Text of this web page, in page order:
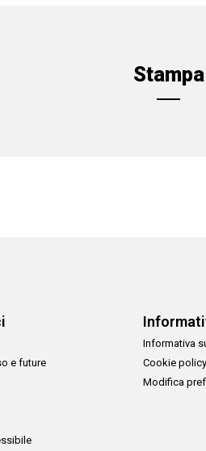
Stampa
e future
Informativa
Cookie policy
Modifica